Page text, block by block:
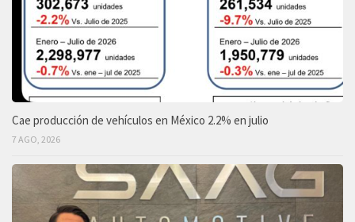
Cae producción de vehículos en México 2.2% en julio
7 AGO, 2026